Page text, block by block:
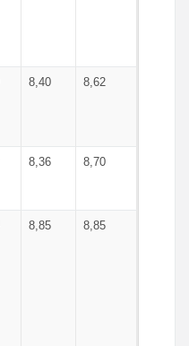
8,40 8,62
8,36 8,70
8,85 8,85